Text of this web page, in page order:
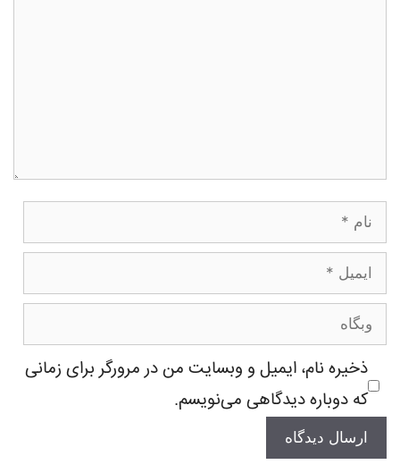
ایمیل
وبگاه
ذخیره نام، ایمیل و وبسایت من در مرورگر برای زمانی
که دوباره دیدگاهی می‌نویسم.